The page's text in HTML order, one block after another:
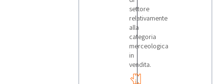
settore
relativamente
alla
categoria
merceologica
in
vendita.